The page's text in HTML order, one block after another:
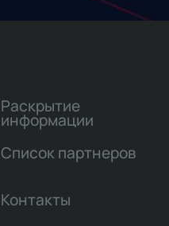
Раскрытие
информации
Список партнеров
Контакты